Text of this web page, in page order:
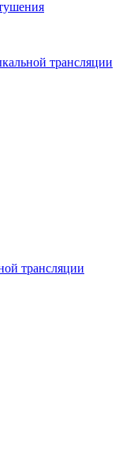
трансляции
трансляции